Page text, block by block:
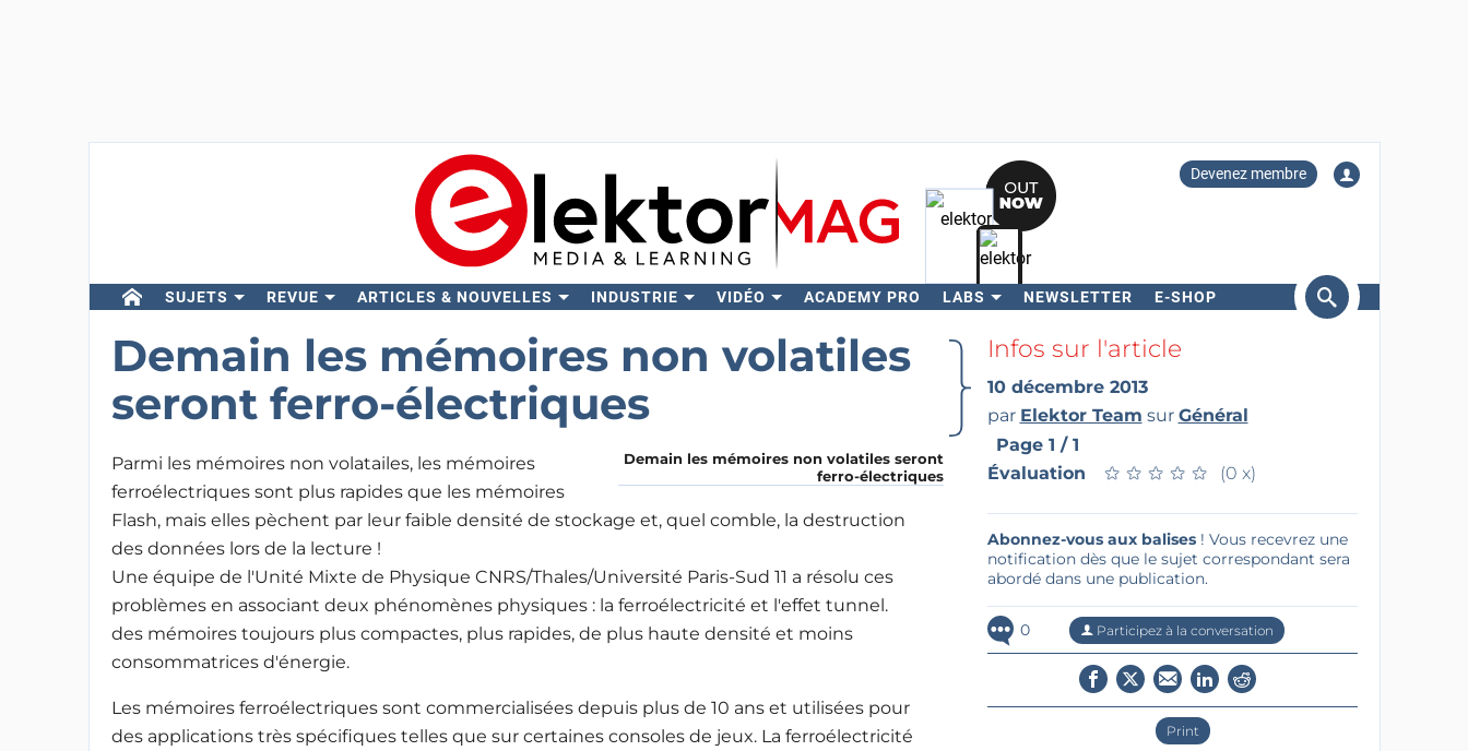
Devenez membre
SUJETS REVUE ARTICLES & NOUVELLES INDUSTRIE VIDÉO ACADEMY PRO LABS NEWSLETTER E-SHOP
Rechercher
Demain les mémoires non volatiles
seront ferro-électriques
Demain les mémoires non volatiles seront
ferro-électriques
Parmi les mémoires non volatailes, les mémoires
ferroélectriques sont plus rapides que les mémoires
Flash, mais elles pèchent par leur faible densité de stockage et, quel comble, la destruction
des données lors de la lecture !
Une équipe de l'Unité Mixte de Physique CNRS/Thales/Université Paris-Sud 11 a résolu ces
problèmes en associant deux phénomènes physiques : la ferroélectricité et l'effet tunnel.
des mémoires toujours plus compactes, plus rapides, de plus haute densité et moins
consommatrices d'énergie.
Les mémoires ferroélectriques sont commercialisées depuis plus de 10 ans et utilisées pour
des applications très spécifiques telles que sur certaines consoles de jeux. La ferroélectricité
Infos sur l'article
10 décembre 2013
par Elektor Team sur Général
Page 1 / 1
Évaluation
★ ★ ★ ★ ★
★ ★ ★ ★ ★ (0 x)
Abonnez-vous aux balises! Vous recevrez une
notification dès que le sujet correspondant sera
abordé dans une publication.
0 Participez à la conversation
Print